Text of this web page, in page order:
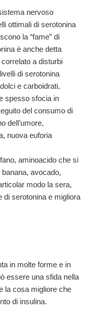
nervoso
ottimali di serotonina
la “fame” di
è anche detta
a disturbi
di serotonina
e carboidrati,
spesso sfocia in
del consumo di
dell’umore,
nuova euforia
aminoacido che si
avocado,
modo la sera,
di serotonina e migliora
in molte forme e in
essere una sfida nella
la cosa migliore che
di insulina.